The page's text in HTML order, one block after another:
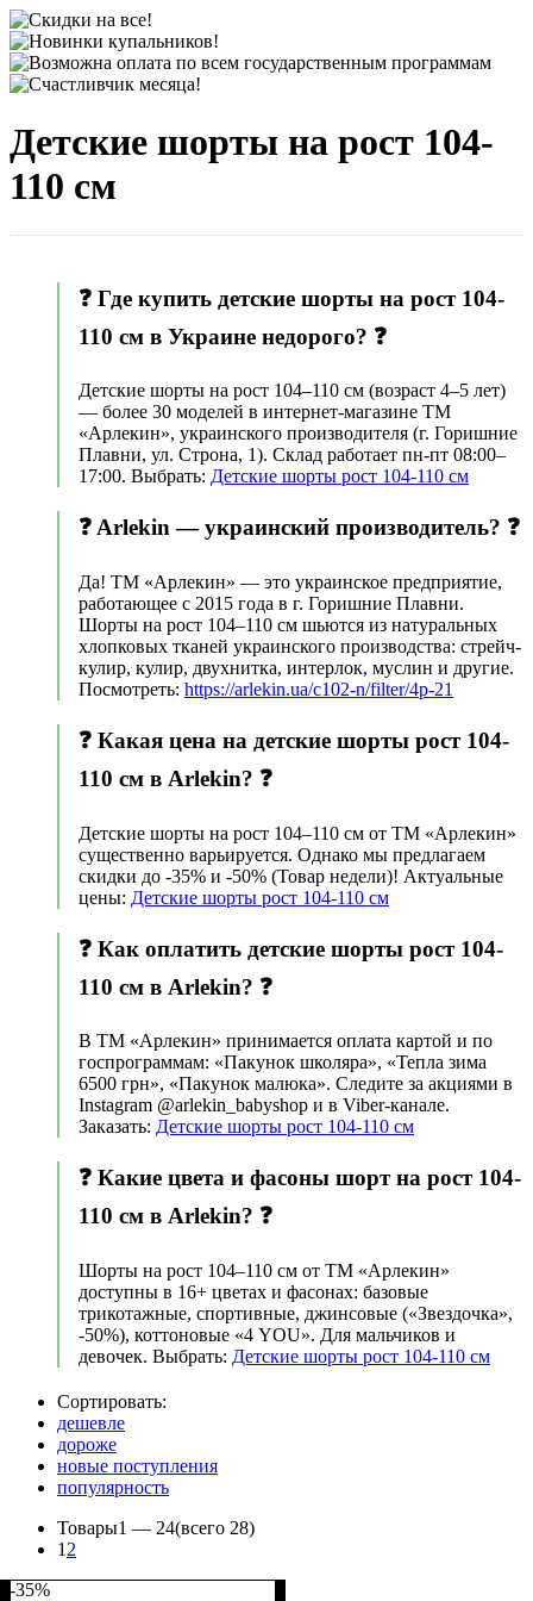
Детские шорты на рост 104-
110 см
❓ Где купить детские шорты на рост 104-
110 см в Украине недорого? ❓
Детские шорты на рост 104–110 см (возраст 4–5 лет)
— более 30 моделей в интернет-магазине ТМ
«Арлекин», украинского производителя (г. Горишние
Плавни, ул. Строна, 1). Склад работает пн-пт 08:00–
17:00. Выбрать: Детские шорты рост 104-110 см
❓ Arlekin — украинский производитель? ❓
Да! ТМ «Арлекин» — это украинское предприятие,
работающее с 2015 года в г. Горишние Плавни.
Шорты на рост 104–110 см шьются из натуральных
хлопковых тканей украинского производства: стрейч-
кулир, кулир, двухнитка, интерлок, муслин и другие.
Посмотреть: https://arlekin.ua/c102-n/filter/4p-21
❓ Какая цена на детские шорты рост 104-
110 см в Arlekin? ❓
Детские шорты на рост 104–110 см от ТМ «Арлекин»
существенно варьируется. Однако мы предлагаем
скидки до -35% и -50% (Товар недели)! Актуальные
цены: Детские шорты рост 104-110 см
❓ Как оплатить детские шорты рост 104-
110 см в Arlekin? ❓
В ТМ «Арлекин» принимается оплата картой и по
госпрограммам: «Пакунок школяра», «Тепла зима
6500 грн», «Пакунок малюка». Следите за акциями в
Instagram @arlekin_babyshop и в Viber-канале.
Заказать: Детские шорты рост 104-110 см
❓ Какие цвета и фасоны шорт на рост 104-
110 см в Arlekin? ❓
Шорты на рост 104–110 см от ТМ «Арлекин»
доступны в 16+ цветах и фасонах: базовые
трикотажные, спортивные, джинсовые («Звездочка»,
-50%), коттоновые «4 YOU». Для мальчиков и
девочек. Выбрать: Детские шорты рост 104-110 см
Сортировать:
дешевле
дороже
новые поступления
популярность
Товары1 — 24(всего 28)
1 2
-35%